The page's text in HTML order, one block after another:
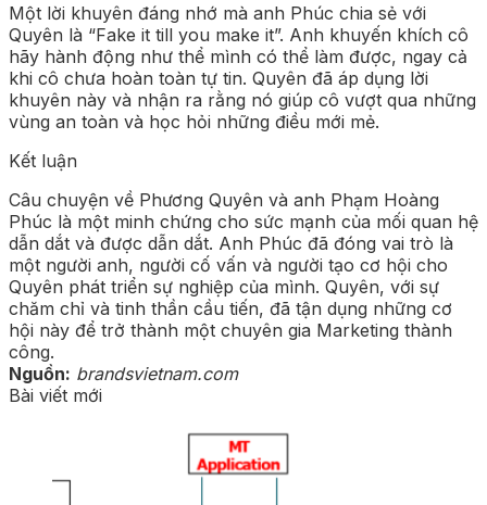
Một lời khuyên đáng nhớ mà anh Phúc chia sẻ với
Quyên là “Fake it till you make it”. Anh khuyến khích cô
hãy hành động như thể mình có thể làm được, ngay cả
khi cô chưa hoàn toàn tự tin. Quyên đã áp dụng lời
khuyên này và nhận ra rằng nó giúp cô vượt qua những
vùng an toàn và học hỏi những điều mới mẻ.
Kết luận
Câu chuyện về Phương Quyên và anh Phạm Hoàng
Phúc là một minh chứng cho sức mạnh của mối quan hệ
dẫn dắt và được dẫn dắt. Anh Phúc đã đóng vai trò là
một người anh, người cố vấn và người tạo cơ hội cho
Quyên phát triển sự nghiệp của mình. Quyên, với sự
chăm chỉ và tinh thần cầu tiến, đã tận dụng những cơ
hội này để trở thành một chuyên gia Marketing thành
công.
Nguồn: brandsvietnam.com
Bài viết mới